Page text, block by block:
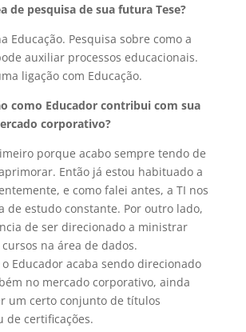
de pesquisa de sua futura Tese?
Educação. Pesquisa sobre como a
auxiliar processos educacionais.
ligação com Educação.
como Educador contribui com sua
corporativo?
porque acabo sempre tendo de
Então já estou habituado a
e como falei antes, a TI nos
de estudo constante. Por outro lado,
de ser direcionado a ministrar
na área de dados.
Educador acaba sendo direcionado
no mercado corporativo, ainda
um certo conjunto de títulos
de certificações.